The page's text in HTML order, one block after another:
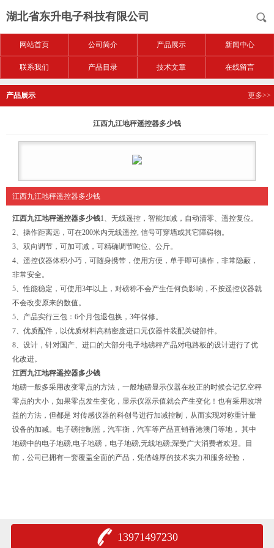
湖北省东升电子科技有限公司
网站首页 公司简介 产品展示 新闻中心
联系我们 产品目录 技术文章 在线留言
产品展示 更多>>
江西九江地秤遥控器多少钱
江西九江地秤遥控器多少钱
江西九江地秤遥控器多少钱1、无线遥控，智能加减，自动清零、遥控复位。
2、操作距离远，可在200米内无线遥控, 信号可穿墙或其它障碍物。
3、双向调节，可加可减，可精确调节吨位、公斤。
4、遥控仪器体积小巧，可随身携带，使用方便，单手即可操作，非常隐蔽，
非常安全。
5、性能稳定，可使用3年以上，对磅称不会产生任何负影响，不按遥控仪器就
不会改变原来的数值。
5、产品实行三包：6个月包退包换，3年保修。
7、优质配件，以优质材料高精密度进口元仪器件装配关键部件。
8、设计，针对国产、进口的大部分电子地磅秤产品对电路板的设计进行了优
化改进。
江西九江地秤遥控器多少钱
地磅一般多采用改变零点的方法，一般地磅显示仪器在校正的时候会记忆空秤
零点的大小，如果零点发生变化，显示仪器示值就会产生变化！也有采用改增
益的方法，但都是 对传感仪器的科创号进行加减控制，从而实现对称重计量
设备的加减。电子磅控制噐，汽车衡，汽车等产品直销香港澳门等地， 其中
地磅中的电子地磅,电子地磅，电子地磅,无线地磅;深受广大消费者欢迎。目
前，公司已拥有一套覆盖全面的产品，凭借雄厚的技术实力和服务经验，
13971497230